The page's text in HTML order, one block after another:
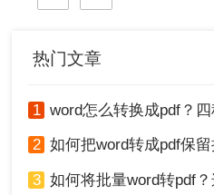
热门文章
1 word怎么转换成pdf？四种实用方法
2 如何把word转成pdf保留批
3 如何将批量word转pdf？这三